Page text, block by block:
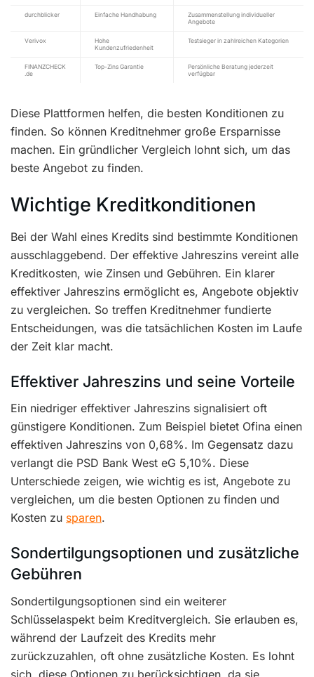
durchblicker Einfache Handhabung
Zusammenstellung individueller
Angebote
Verivox
Hohe
Kundenzufriedenheit
Testsieger in zahlreichen Kategorien
FINANZCHECK
.de
Top-Zins Garantie
Persönliche Beratung jederzeit
verfügbar
Diese Plattformen helfen, die besten Konditionen zu
finden. So können Kreditnehmer große Ersparnisse
machen. Ein gründlicher Vergleich lohnt sich, um das
beste Angebot zu finden.
Wichtige Kreditkonditionen
Bei der Wahl eines Kredits sind bestimmte Konditionen
ausschlaggebend. Der effektive Jahreszins vereint alle
Kreditkosten, wie Zinsen und Gebühren. Ein klarer
effektiver Jahreszins ermöglicht es, Angebote objektiv
zu vergleichen. So treffen Kreditnehmer fundierte
Entscheidungen, was die tatsächlichen Kosten im Laufe
der Zeit klar macht.
Effektiver Jahreszins und seine Vorteile
Ein niedriger effektiver Jahreszins signalisiert oft
günstigere Konditionen. Zum Beispiel bietet Ofina einen
effektiven Jahreszins von 0,68%. Im Gegensatz dazu
verlangt die PSD Bank West eG 5,10%. Diese
Unterschiede zeigen, wie wichtig es ist, Angebote zu
vergleichen, um die besten Optionen zu finden und
Kosten zu sparen.
Sondertilgungsoptionen und zusätzliche
Gebühren
Sondertilgungsoptionen sind ein weiterer
Schlüsselaspekt beim Kreditvergleich. Sie erlauben es,
während der Laufzeit des Kredits mehr
zurückzuzahlen, oft ohne zusätzliche Kosten. Es lohnt
sich, diese Optionen zu berücksichtigen, da sie